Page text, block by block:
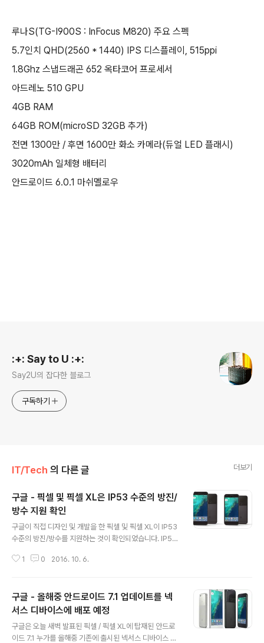
루나S(TG-I900S : InFocus M820) 주요 스펙
5.7인치 QHD(2560 * 1440) IPS 디스플레이, 515ppi
1.8Ghz 스냅드래곤 652 옥타코어 프로세서
아드레노 510 GPU
4GB RAM
64GB ROM(microSD 32GB 추가)
전면 1300만 / 후면 1600만 화소 카메라(듀얼 LED 플래시)
3020mAh 일체형 배터리
안드로이드 6.0.1 마쉬멜로우
:+: Say to U :+:
Say2U의 잡다한 블로그
구독하기
IT/Tech 의 다른 글 더보기
구글 - 픽셀 및 픽셀 XL은 IP53 수준의 방진/
방수 지원 확인
구글이 직접 디자인 및 개발을 한 픽셀 및 픽셀 XL이 IP53
수준의 방진/방수를 지원하는 것이 확인되었습니다. IP53
와 수직에서 60도 각도로 물을 저압으로 분사 했을때 견딜
시간 견디는 아이폰의 수준(7) 및 1.5m 이상의 수심에서
일정시간 견디는 갤럭시 S7의 수준(8)보다 떨어지는 생활
방수 수준입니다. * 참고로, 픽셀 시리즈를 제조하는 HTC
의 플래그쉽 HTC 10의 방진/방수 등급도 IP53이며, 픽셀
1 0 2016. 10. 6.
구글 - 올해중 안드로이드 7.1 업데이트를 넥
서스 디바이스에 배포 예정
구글은 오늘 새벽 발표된 픽셀 / 픽셀 XL에 탑재된 안드로
이드 7.1 누가를 올해중 기존에 출시된 넥서스 디바이스 및